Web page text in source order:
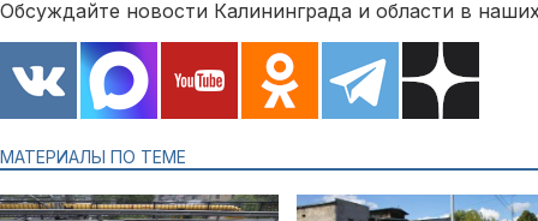
Обсуждайте новости Калининграда и области в
МАТЕРИАЛЫ ПО ТЕМЕ